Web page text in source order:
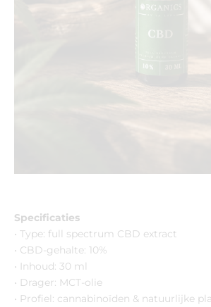
Specificaties
• Type: full spectrum CBD extract
• CBD-gehalte: 10%
• Inhoud: 30 ml
• Drager: MCT-olie
• Profiel: cannabinoïden & natuurlijke